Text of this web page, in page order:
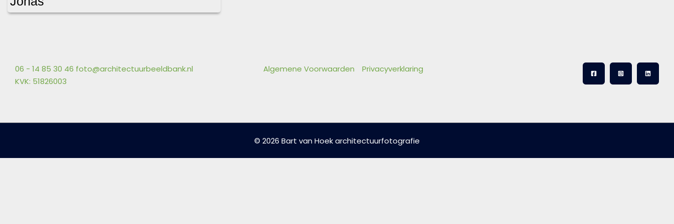
06 - 14 85 30 46 foto@architectuurbeeldbank.nl
KVK: 51826003
Algemene Voorwaarden Privacyverklaring
© 2026 Bart van Hoek architectuurfotografie